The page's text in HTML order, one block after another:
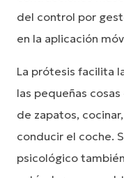
del control por
en la aplicación
La prótesis facilita
las pequeñas
de zapatos,
conducir el coche.
psicológico